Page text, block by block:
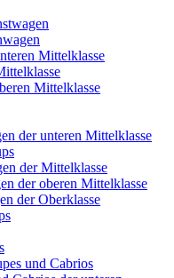
Mittelklasse
Mittelklasse
der unteren Mittelklasse
der Mittelklasse
der oberen Mittelklasse
der Oberklasse
und Cabrios